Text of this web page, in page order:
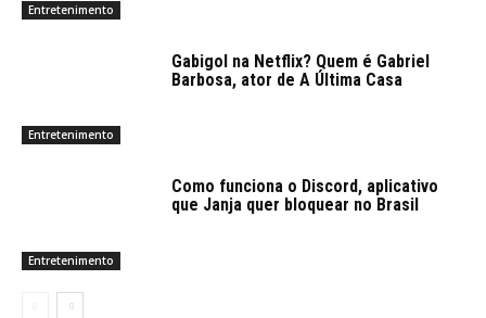
Entretenimento
Entretenimento
Gabigol na Netflix? Quem é Gabriel
Barbosa, ator de A Última Casa
Entretenimento
Como funciona o Discord, aplicativo
que Janja quer bloquear no Brasil